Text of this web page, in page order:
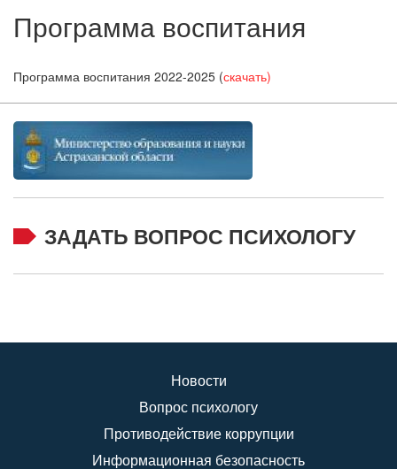
Программа воспитания
Программа воспитания 2022-2025 (скачать)
ЗАДАТЬ ВОПРОС ПСИХОЛОГУ
Новости
Вопрос психологу
Противодействие коррупции
Информационная безопасность